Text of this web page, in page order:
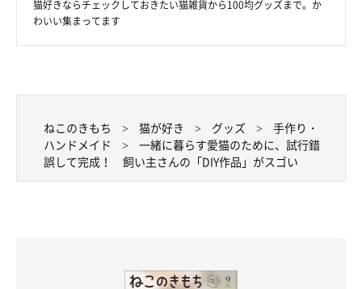
猫好きならチェックしておきたい猫雑貨から100均グッズまで。か
わいい集まってます
ねこのきもち 猫が好き グッズ
手作り・
ハンドメイド
一緒に暮らす愛猫のために、試行錯
誤して完成！ 飼い主さんの「DIY作品」がスゴい